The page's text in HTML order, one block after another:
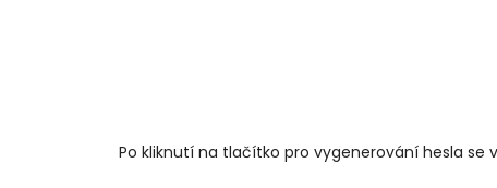
Po kliknutí na tlačítko pro vygenerování hesla se